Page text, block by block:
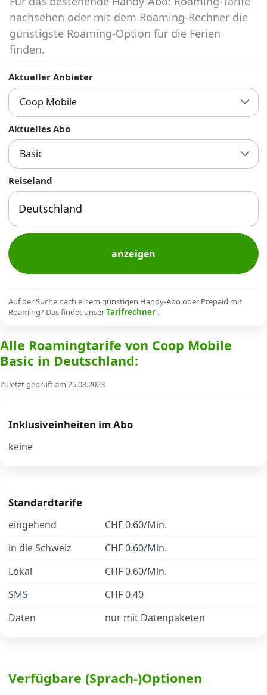
Abos für Tablets, Hotspots und Smart
Watches
Infos
Alle Anbieter
Handy-Abo-Aktionen
Handy-Abo kündigen oder
Alle Mobile-Vergleiche
Internet, TV, Telefon
Kombi-Angebote
News
Über uns
Datenschutz Impressum
nachsehen oder mit dem Roaming-Rechner die
günstigste Roaming-Option für die Ferien
finden.
Aktueller Anbieter
Coop Mobile
Aktuelles Abo
Basic
Reiseland
anzeigen
Auf der Suche nach einem günstigen Handy-Abo oder Prepaid mit
Roaming? Das findet unserTarifrechner .
Alle Roamingtarife von Coop Mobile
Basic in Deutschland:
Zuletzt geprüft am 25.08.2023
Inklusiveinheiten im Abo
keine
Standardtarife
eingehend
CHF 0.60/Min.
in die Schweiz
CHF 0.60/Min.
Lokal
CHF 0.60/Min.
SMS
CHF 0.40
Daten
nur mit Datenpaketen
Verfügbare (Sprach-)Optionen